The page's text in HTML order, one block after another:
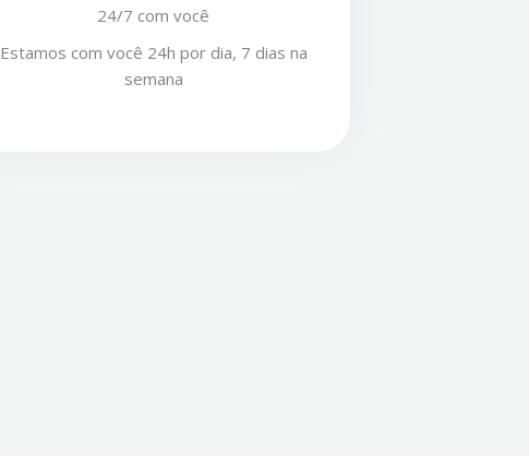
24/7 com você
Estamos com você 24h por dia, 7 dias na
semana